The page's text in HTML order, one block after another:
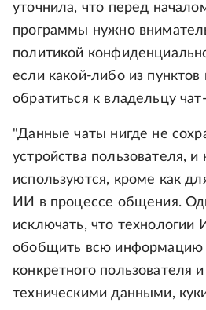
уточнила, что перед
программы нужно
политикой
если какой-либо из пунктов
обратиться к владельцу
"Данные чаты нигде не
устройства пользователя, и
используются, кроме как
ИИ в процессе общения.
исключать, что технологии
обобщить всю информацию
конкретного пользователя
техническими данными,